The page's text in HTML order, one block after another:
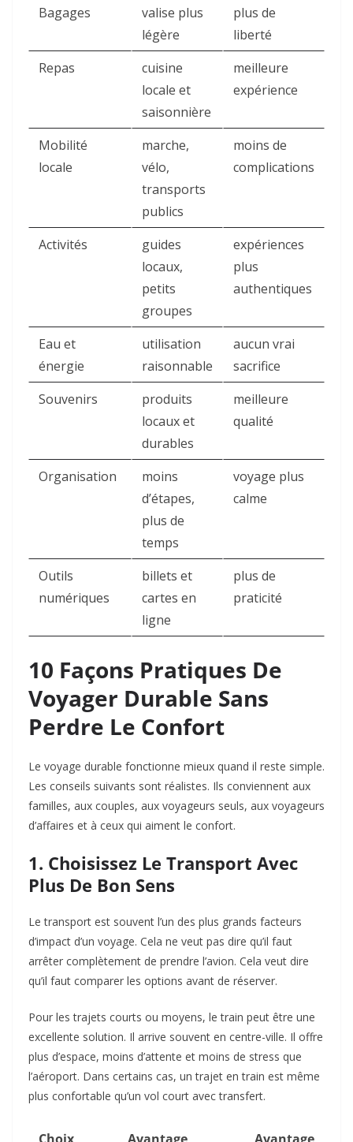
Bagages
valise plus
légère
plus de
liberté
Repas
cuisine
locale et
saisonnière
meilleure
expérience
Mobilité
locale
marche,
vélo,
transports
publics
moins de
complications
Activités
guides
locaux,
petits
groupes
expériences
plus
authentiques
Eau et
énergie
utilisation
raisonnable
aucun vrai
sacrifice
Souvenirs
produits
locaux et
durables
meilleure
qualité
Organisation
moins
d’étapes,
plus de
temps
voyage plus
calme
Outils
numériques
billets et
cartes en
ligne
plus de
praticité
10 Façons Pratiques De
Voyager Durable Sans
Perdre Le Confort
Le voyage durable fonctionne mieux quand il reste simple.
Les conseils suivants sont réalistes. Ils conviennent aux
familles, aux couples, aux voyageurs seuls, aux voyageurs
d’affaires et à ceux qui aiment le confort.
1. Choisissez Le Transport Avec
Plus De Bon Sens
Le transport est souvent l’un des plus grands facteurs
d’impact d’un voyage. Cela ne veut pas dire qu’il faut
arrêter complètement de prendre l’avion. Cela veut dire
qu’il faut comparer les options avant de réserver.
Pour les trajets courts ou moyens, le train peut être une
excellente solution. Il arrive souvent en centre-ville. Il offre
plus d’espace, moins d’attente et moins de stress que
l’aéroport. Dans certains cas, un trajet en train est même
plus confortable qu’un vol court avec transfert.